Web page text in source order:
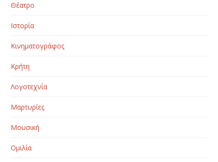
Θέατρο
Ιστορία
Κινηματογράφος
Κρήτη
Λογοτεχνία
Μαρτυρίες
Μουσική
Ομιλία